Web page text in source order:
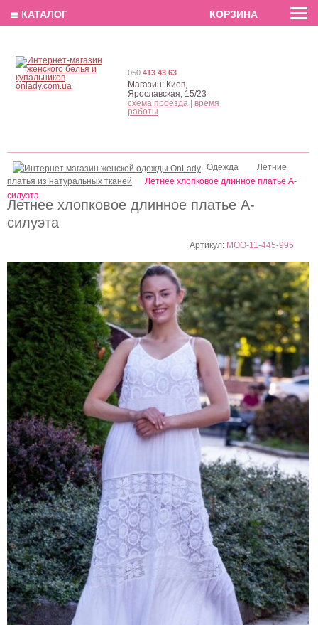
EN РУС
Летнее хлопковое длинное платье А-
силуэта
Артикул: MOO-11-445-995
Одежда
Летние
платья из натуральных тканей
Летнее хлопковое длинное платье А-
силуэта
050 413 43 63
Магазин: Киев,
Ярославская, 15/23
схема проезда
время
работы
≣ КАТАЛОГ КОРЗИНА